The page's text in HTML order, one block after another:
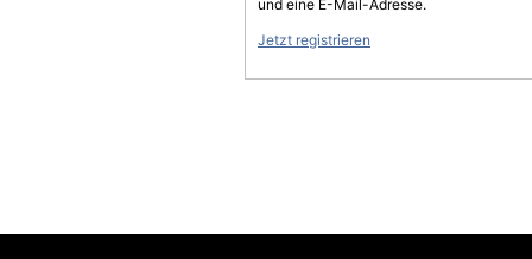
und eine E-Mail-Adresse.
Jetzt registrieren